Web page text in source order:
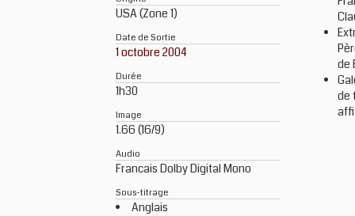
USA (Zone 1)
Date de Sortie
1 octobre 2004
Durée
1h30
Image
1.66 (16/9)
Audio
Francais Dolby Digital Mono
Sous-titrage
Anglais
de
de